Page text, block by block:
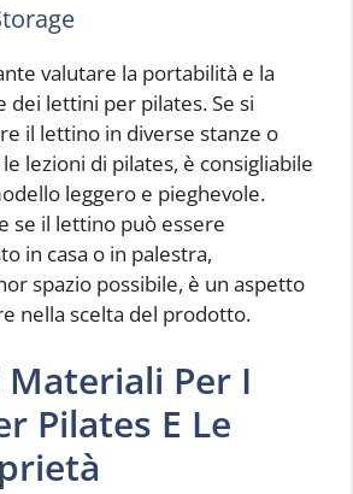
valutare la portabilità e la
dei lettini per pilates. Se si
il lettino in diverse stanze o
lezioni di pilates, è consigliabile
leggero e pieghevole.
se il lettino può essere
in casa o in palestra,
spazio possibile, è un aspetto
nella scelta del prodotto.
Per I
Pilates E Le